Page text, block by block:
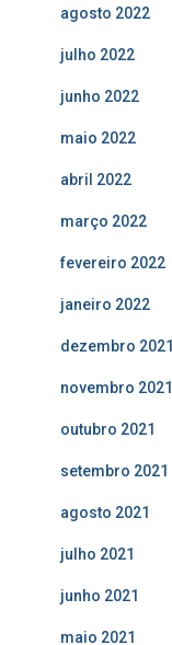
agosto 2022
julho 2022
junho 2022
maio 2022
abril 2022
março 2022
fevereiro 2022
janeiro 2022
dezembro 2021
novembro 2021
outubro 2021
setembro 2021
agosto 2021
julho 2021
junho 2021
maio 2021